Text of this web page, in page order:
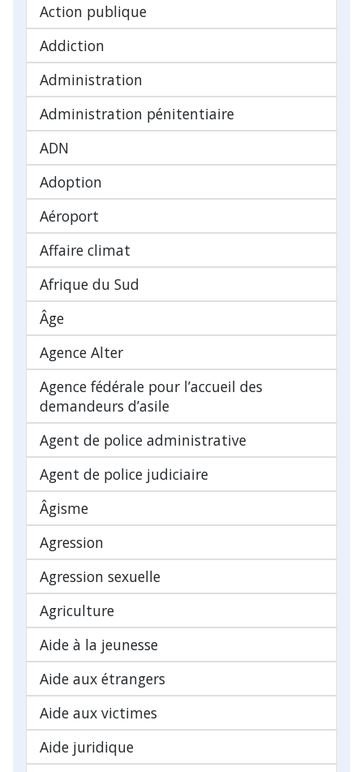
Action publique
Addiction
Administration
Administration pénitentiaire
ADN
Adoption
Aéroport
Affaire climat
Afrique du Sud
Âge
Agence Alter
Agence fédérale pour l’accueil des
demandeurs d’asile
Agent de police administrative
Agent de police judiciaire
Âgisme
Agression
Agression sexuelle
Agriculture
Aide à la jeunesse
Aide aux étrangers
Aide aux victimes
Aide juridique